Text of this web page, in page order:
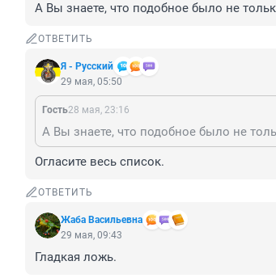
А Вы знаете, что подобное было не
ОТВЕТИТЬ
Я - Русский
29 мая, 05:50
Гость28 мая, 23:16
А Вы знаете, что подобное было не
Огласите весь список.
ОТВЕТИТЬ
Жаба Васильевна
29 мая, 09:43
Гладкая ложь.